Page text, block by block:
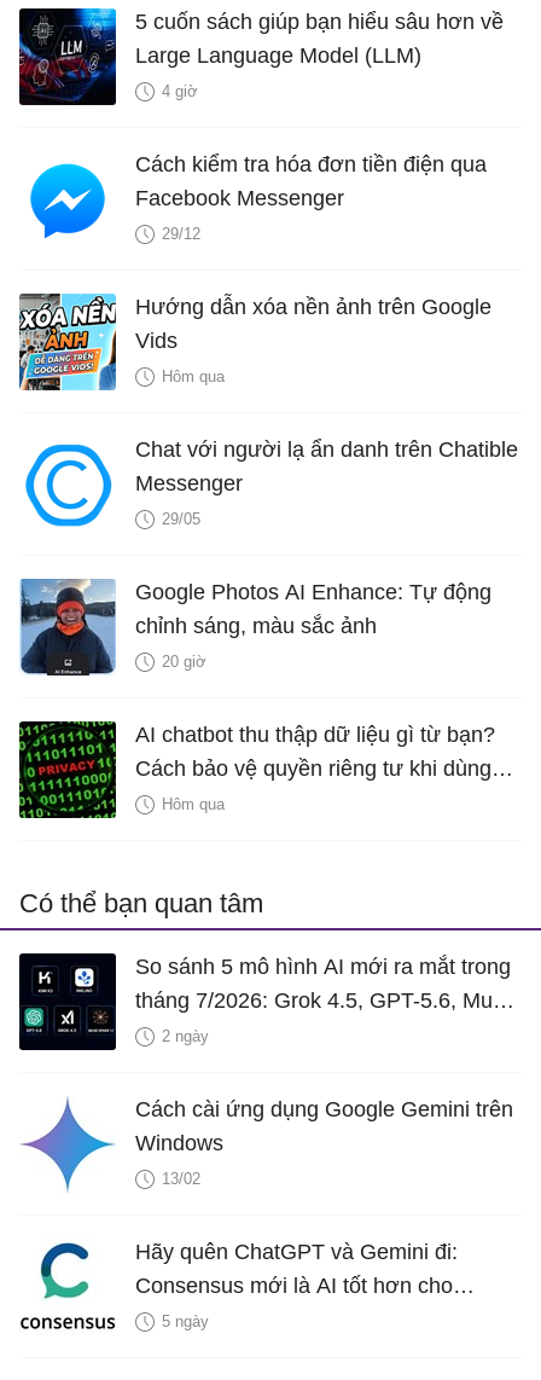
5 cuốn sách giúp bạn hiểu sâu hơn về
Large Language Model (LLM)
4 giờ
Cách kiểm tra hóa đơn tiền điện qua
Facebook Messenger
29/12
Hướng dẫn xóa nền ảnh trên Google
Vids
Hôm qua
Chat với người lạ ẩn danh trên Chatible
Messenger
29/05
Google Photos AI Enhance: Tự động
chỉnh sáng, màu sắc ảnh
20 giờ
AI chatbot thu thập dữ liệu gì từ bạn?
Cách bảo vệ quyền riêng tư khi dùng
ChatGPT, Gemini, Claude và Grok
Hôm qua
Có thể bạn quan tâm
So sánh 5 mô hình AI mới ra mắt trong
tháng 7/2026: Grok 4.5, GPT-5.6, Muse
Spark 1.1, Inkling và Kimi K3
2 ngày
Cách cài ứng dụng Google Gemini trên
Windows
13/02
Hãy quên ChatGPT và Gemini đi:
Consensus mới là AI tốt hơn cho
nghiên cứu!
5 ngày